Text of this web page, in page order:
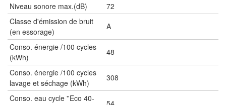
Niveau sonore max.(dB)
72
Classe d'émission de bruit
(en essorage)
A
Conso. énergie /100 cycles
(kWh)
48
Conso. énergie /100 cycles
lavage et séchage (kWh)
308
Conso. eau cycle ''Eco 40-
54